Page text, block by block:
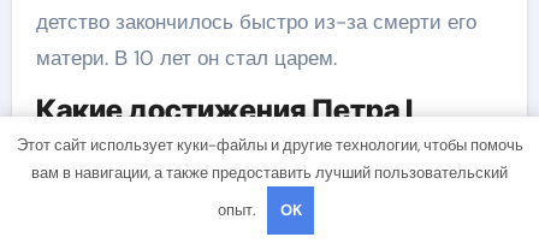
детство закончилось быстро из-за смерти его
матери. В 10 лет он стал царем.
Какие достижения Петра I
можно назвать наиболее
значимыми?
Среди наиболее значимых достижений Петра I
Этот сайт использует куки-файлы и другие технологии, чтобы помочь
вам в навигации, а также предоставить лучший пользовательский
опыт.
OK